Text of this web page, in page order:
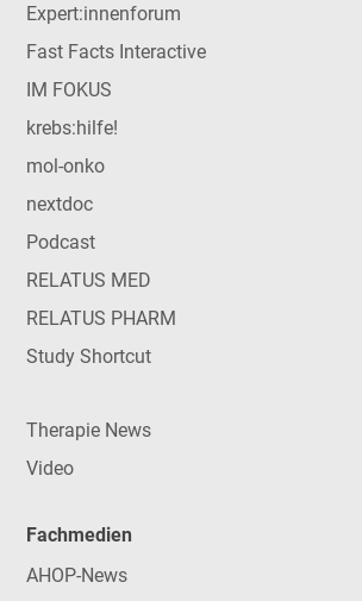
Expert:innenforum
Fast Facts Interactive
IM FOKUS
krebs:hilfe!
mol-onko
nextdoc
Podcast
RELATUS MED
RELATUS PHARM
Study Shortcut
Therapie News
Video
Fachmedien
AHOP-News